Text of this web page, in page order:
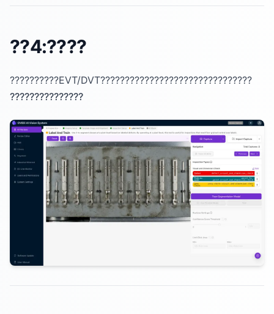
??4:????
??????????EVT/DVT???????????????????????????????
???????????????